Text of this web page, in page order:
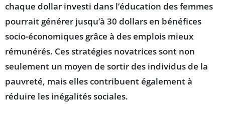
chaque dollar investi dans l’éducation des femmes
pourrait générer jusqu’à 30 dollars en bénéfices
socio-économiques grâce à des emplois mieux
rémunérés. Cesstratégies novatricessont non
seulement un moyen de sortir des individus de la
pauvreté, mais elles contribuent également à
réduire les inégalités sociales.